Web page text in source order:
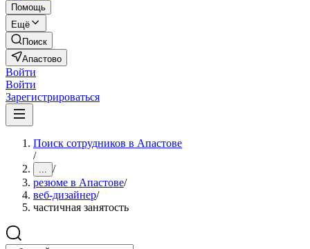
Помощь
Ещё
Поиск
Апастово
Войти
Войти
Зарегистрироваться
Поиск сотрудников в Апастове
/
... /
резюме в Апастове/
веб-дизайнер/
частичная занятость